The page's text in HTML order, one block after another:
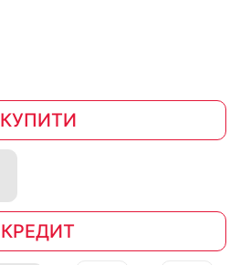
КУПИТИ
КРЕДИТ